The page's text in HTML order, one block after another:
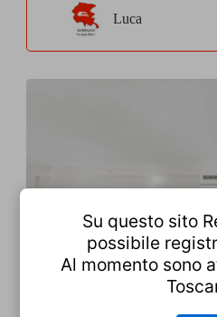
Luca
Su questo sito
possibile
Al momento sono